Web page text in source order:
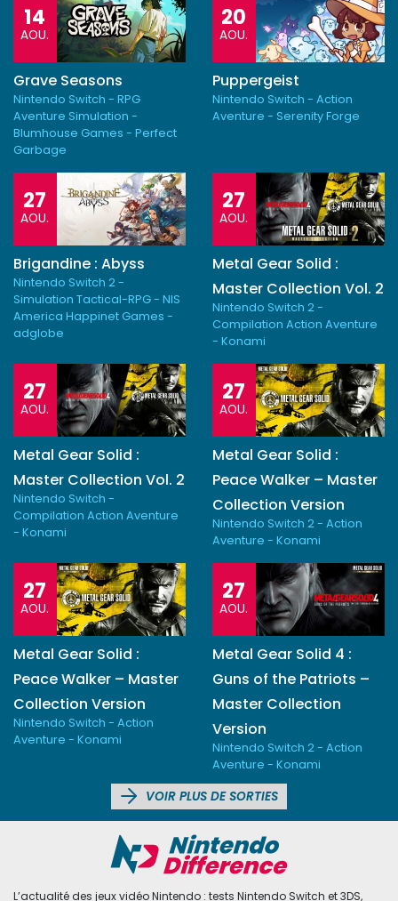
14
AOU.
Grave Seasons
Nintendo Switch - RPG
Aventure Simulation -
Blumhouse Games - Perfect
Garbage
20
AOU.
Puppergeist
Nintendo Switch - Action
Aventure - Serenity Forge
27
AOU.
Brigandine : Abyss
Nintendo Switch 2 -
Simulation Tactical-RPG - NIS
America Happinet Games -
adglobe
27
AOU.
Metal Gear Solid :
Master Collection Vol. 2
Nintendo Switch 2 -
Compilation Action Aventure
- Konami
27
AOU.
Metal Gear Solid :
Master Collection Vol. 2
Nintendo Switch -
Compilation Action Aventure
- Konami
27
AOU.
Metal Gear Solid :
Peace Walker – Master
Collection Version
Nintendo Switch 2 - Action
Aventure - Konami
27
AOU.
Metal Gear Solid :
Peace Walker – Master
Collection Version
Nintendo Switch - Action
Aventure - Konami
27
AOU.
Metal Gear Solid 4 :
Guns of the Patriots –
Master Collection
Version
Nintendo Switch 2 - Action
Aventure - Konami
VOIR PLUS DE SORTIES
L’actualité des jeux vidéo Nintendo : tests Nintendo Switch et 3DS,